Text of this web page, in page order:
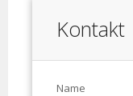
Kontakt
Name